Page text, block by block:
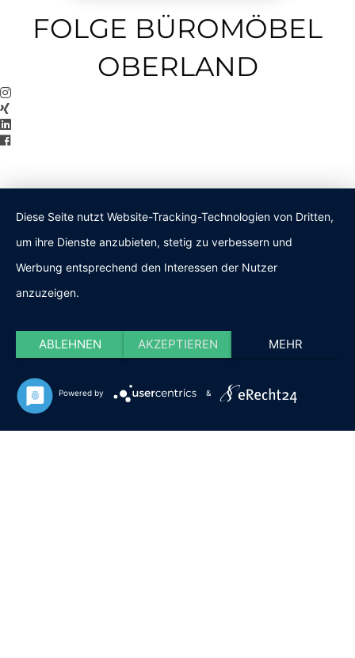
FOLGE BÜROMÖBEL
OBERLAND
Diese Seite nutzt Website-Tracking-Technologien von Dritten,
um ihre Dienste anzubieten, stetig zu verbessern und
Werbung entsprechend den Interessen der Nutzer
anzuzeigen.
ABLEHNEN AKZEPTIEREN MEHR
Powered by &